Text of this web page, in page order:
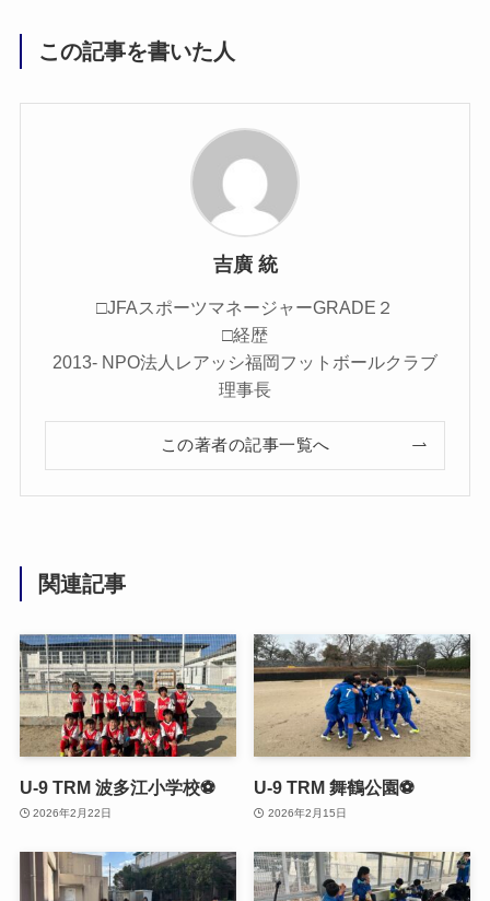
この記事を書いた人
吉廣 統
□JFAスポーツマネージャーGRADE２
□経歴
2013- NPO法人レアッシ福岡フットボールクラブ
理事長
この著者の記事一覧へ
関連記事
U-9 TRM 波多江小学校⚽
2026年2月22日
U-9 TRM 舞鶴公園⚽
2026年2月15日